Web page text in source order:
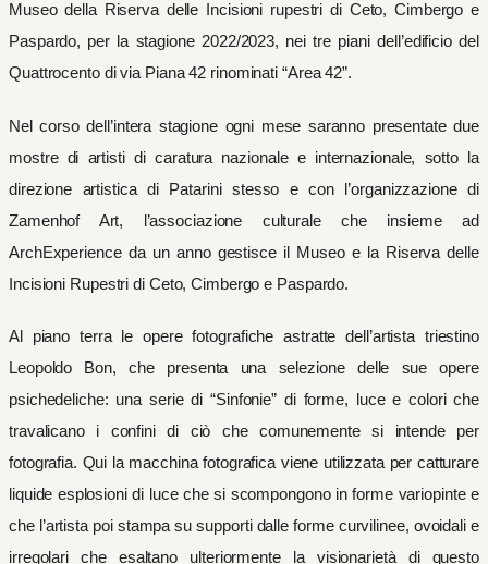
Museo della Riserva delle Incisioni rupestri di Ceto, Cimbergo e
Paspardo, per la stagione 2022/2023, nei tre piani dell’edificio del
Quattrocento di via Piana 42 rinominati “Area 42”.
Nel corso dell’intera stagione ogni mese saranno presentate due
mostre di artisti di caratura nazionale e internazionale, sotto la
direzione artistica di Patarini stesso e con l’organizzazione di
Zamenhof Art, l’associazione culturale che insieme ad
ArchExperience da un anno gestisce il Museo e la Riserva delle
Incisioni Rupestri di Ceto, Cimbergo e Paspardo.
Al piano terra le opere fotografiche astratte dell’artista triestino
Leopoldo Bon, che presenta una selezione delle sue opere
psichedeliche: una serie di “Sinfonie” di forme, luce e colori che
travalicano i confini di ciò che comunemente si intende per
fotografia. Qui la macchina fotografica viene utilizzata per catturare
liquide esplosioni di luce che si scompongono in forme variopinte e
che l’artista poi stampa su supporti dalle forme curvilinee, ovoidali e
irregolari che esaltano ulteriormente la visionarietà di questo